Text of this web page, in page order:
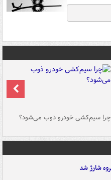
چرا سیم‌کشی خودرو ذوب می‌شود؟